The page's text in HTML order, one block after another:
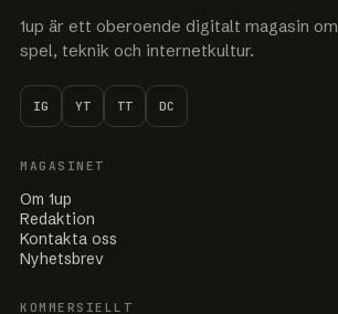
1up är ett oberoende digitalt magasin om
spel, teknik och internetkultur.
IG YT TT DC
MAGASINET
Om 1up
Redaktion
Kontakta oss
Nyhetsbrev
KOMMERSIELLT